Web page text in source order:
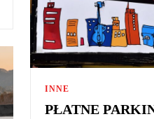
INNE
PŁATNE